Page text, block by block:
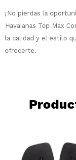
¡No pierdas la
Havaianas Top Max
la calidad y el estilo
ofrecerte.